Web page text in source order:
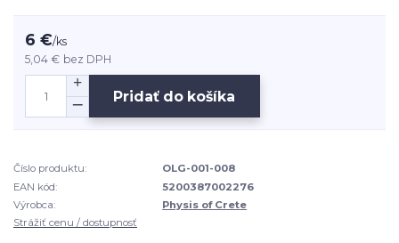
6 €/ks
5,04 € bez DPH
Pridať do košíka
Číslo produktu:
OLG-001-008
EAN kód:
5200387002276
Výrobca:
Physis of Crete
Strážiť cenu / dostupnosť